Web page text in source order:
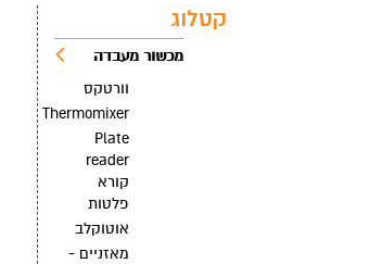
קטלוג
מכשור מעבדה
וורטקס
Thermomixer
Plate
reader
קורא
פלטות
אוטוקלב
מאזניים -